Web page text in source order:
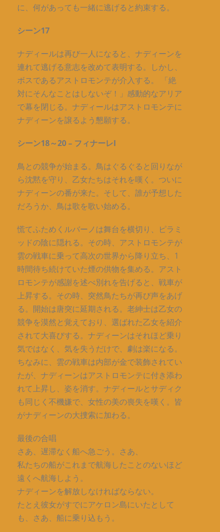
に、何があっても一緒に逃げると約束する。
シーン17
ナディールは再び一人になると、ナディーンを
連れて逃げる意志を改めて表明する。しかし、
ボスであるアストロモンテが介入する。 「絶
対にそんなことはしないぞ！」感動的なアリア
で幕を閉じる。ナディールはアストロモンテに
ナディーンを譲るよう懇願する。
シーン18～20 – フィナーレI
鳥との競争が始まる。鳥はぐるぐると回りなが
ら沈黙を守り、乙女たちはそれを嘆く。ついに
ナディーンの番が来た。そして、誰が予想した
だろうか、鳥は歌を歌い始める。
慌てふためくルバーノは舞台を横切り、ピラミ
ッドの陰に隠れる。その時、アストロモンテが
雲の戦車に乗って高次の世界から降り立ち、1
時間待ち続けていた煙の供物を集める。アスト
ロモンテが感謝を述べ別れを告げると、戦車が
上昇する。その時、突然鳥たちが再び声をあげ
る。開始は唐突に延期される。老紳士は乙女の
競争を漠然と覚えており、選ばれた乙女を紹介
されて大喜びする。ナディーンはそれほど乗り
気ではなく、気を失うだけで、劇は楽になる。
ちなみに、雲の戦車は内部が金で装飾されてい
たが、ナディーンはアストロモンテに付き添わ
れて上昇し、姿を消す。ナディールとサディク
も同じく不機嫌で、女性の美の喪失を嘆く。皆
がナディーンの大捜索に加わる。
最後の合唱
さあ、遅滞なく船へ急ごう。さあ、
私たちの船がこれまで航海したことのないほど
遠くへ航海しよう。
ナディーンを解放しなければならない。
たとえ彼女がすでにアケロン島にいたとして
も、さあ、船に乗り込もう。